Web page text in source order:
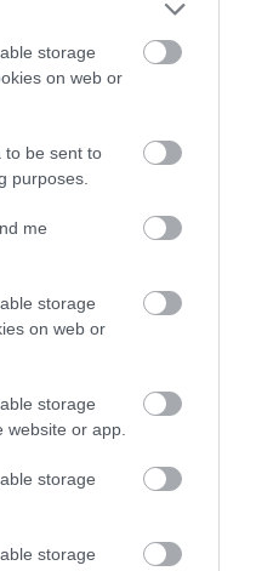
storage
on web or
to be sent to
purposes.
me
storage
on web or
storage
website or app.
storage
storage
Vrachnis N. Prenatal
There an Association
Trimester Amniotic
(Kaunas). 2023 May
N, Fotiou A, Pergialiotis
C, Stavros S,
P, Vlahos N, Peppa M,
a Correlation
Fluid with Fetal Growth
Apr 28;12(9):3166
N, Tigka M,
D, Nanou C, Stavros
in Stillbirth in Greece:
N, Fotiou A,
N, Stavros S, Vrachnis